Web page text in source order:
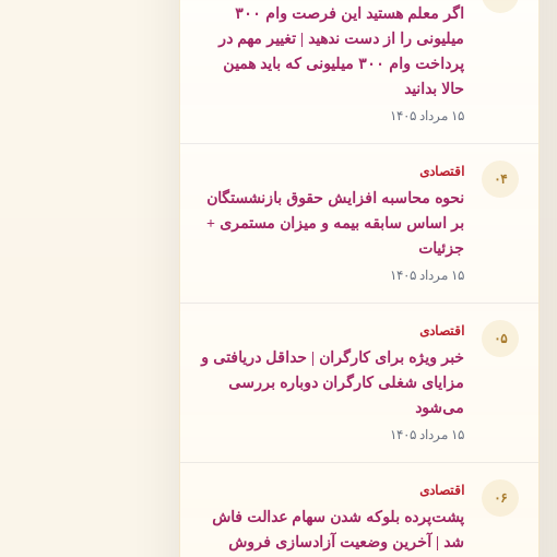
اگر معلم هستید این فرصت وام ۳۰۰
میلیونی را از دست ندهید | تغییر مهم در
پرداخت وام ۳۰۰ میلیونی که باید همین
حالا بدانید
۱۵ مرداد ۱۴۰۵
۰۴ اقتصادی
نحوه محاسبه افزایش حقوق بازنشستگان
بر اساس سابقه بیمه و میزان مستمری +
جزئیات
۱۵ مرداد ۱۴۰۵
۰۵ اقتصادی
خبر ویژه برای کارگران | حداقل دریافتی و
مزایای شغلی کارگران دوباره بررسی
می‌شود
۱۵ مرداد ۱۴۰۵
۰۶ اقتصادی
پشت‌پرده بلوکه شدن سهام عدالت فاش
شد | آخرین وضعیت آزادسازی فروش